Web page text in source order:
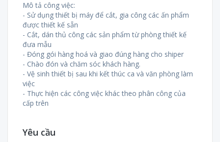
Mô tả công việc:
- Sử dụng thiết bị máy để cắt, gia công các ấn phẩm
được thiết kế sẵn
- Cắt, dán thủ công các sản phẩm từ phòng thiết kế
đưa mẫu
- Đóng gói hàng hoá và giao đúng hàng cho shiper
- Chào đón và chăm sóc khách hàng.
- Vệ sinh thiết bị sau khi kết thúc ca và văn phòng làm
việc
- Thực hiện các công việc khác theo phân công của
cấp trên
Yêu cầu